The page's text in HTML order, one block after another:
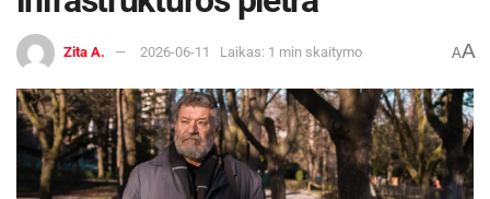
Zita A. 2026-06-11 Laikas: 1 min skaitymo AA